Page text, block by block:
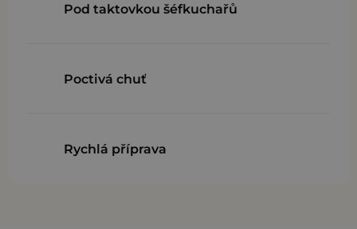
Pod taktovkou šéfkuchařů
Poctivá chuť
Rychlá příprava